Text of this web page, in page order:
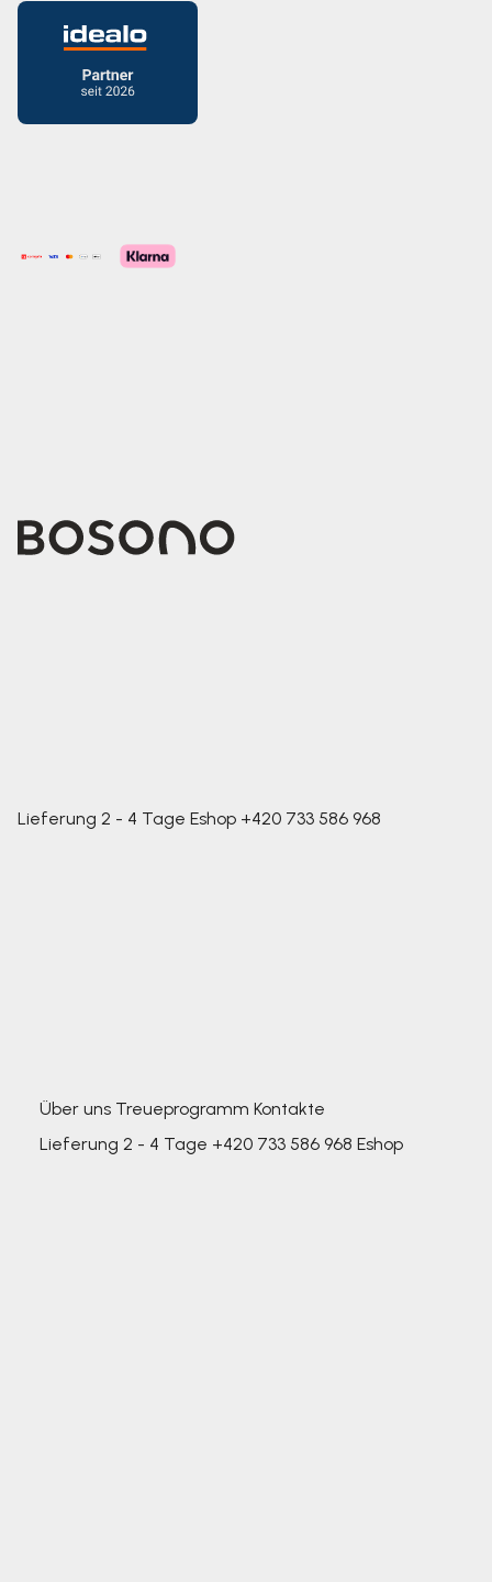
Lieferung 2 - 4 Tage Eshop +420 733 586 968
Über uns Treueprogramm Kontakte
Lieferung 2 - 4 Tage +420 733 586 968 Eshop